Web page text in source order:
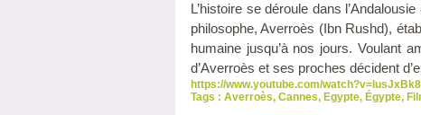
L’histoire se déroule dans
philosophe, Averroès (Ibn Rushd),
humaine jusqu’à nos jours. Voulant
d’Averroès et ses proches décident
https://www.youtube.com/
Tags : Averroès, Cannes, Egypte, Égypte,